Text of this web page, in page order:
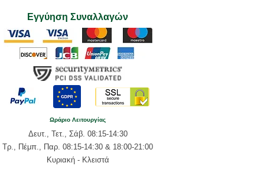
Εγγύηση Συναλλαγών
Ωράριο Λειτουργίας
Δευτ., Τετ., Σάβ. 08:15-14:30
Τρ., Πέμπ., Παρ. 08:15-14:30 & 18:00-21:00
Κυριακή - Κλειστά